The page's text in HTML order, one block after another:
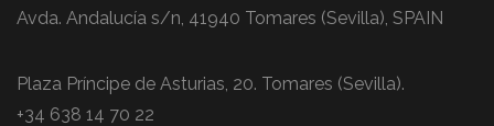
Avda. Andalucía s/n, 41940 Tomares (Sevilla), SPAIN
Plaza Príncipe de Asturias, 20. Tomares (Sevilla).
+34 638 14 70 22